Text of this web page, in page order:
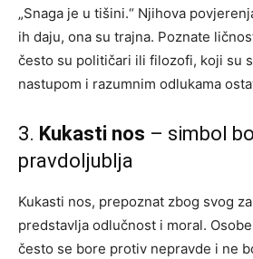
„Snaga je u tišini.“ Njihova
ih daju, ona su trajna. Poznate
često su političari ili filozofi, koji su
nastupom i razumnim odlukama
3. Kukasti nos – simbol
pravdoljublja
Kukasti nos, prepoznat zbog svog
predstavlja odlučnost i moral.
često se bore protiv nepravde i ne